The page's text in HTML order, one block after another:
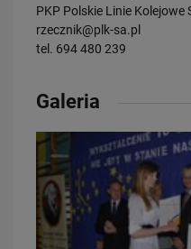
PKP Polskie Linie Kolejowe
rzecznik@plk-sa.pl
tel. 694 480 239
Galeria
Bydgoszcz Fordon po
przepustowość i kolejny…
PRZECZYTAJ